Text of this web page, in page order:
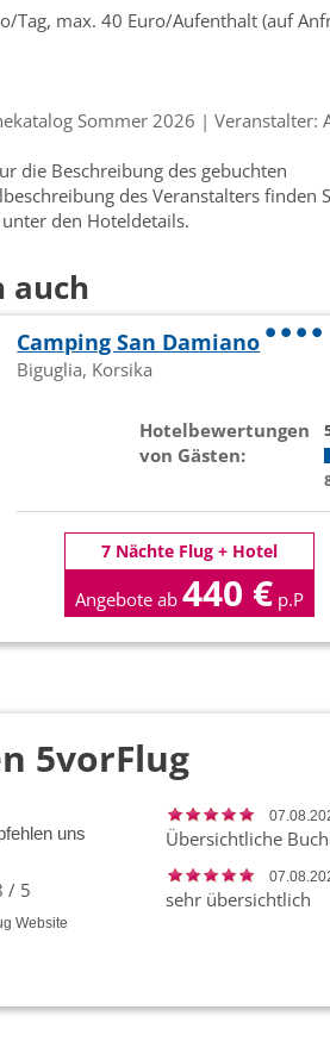
Tag, max. 40 Euro/Aufenthalt (auf
Sommer 2026 | Veranstalter:
die Beschreibung des gebuchten
des Veranstalters finden
den Hoteldetails.
auch
Camping San Damiano
Biguglia, Korsika
Hotelbewertungen
von Gästen:
7 Nächte Flug + Hotel
Angebote ab 440 € p.P
5vorFlug
uns
/ 5
Website
Übersichtliche
sehr übersichtlich